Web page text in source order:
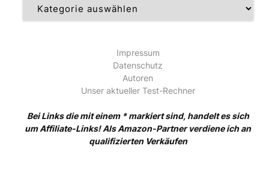
Impressum
Datenschutz
Autoren
Unser aktueller Test-Rechner
Bei Links die mit einem * markiert sind, handelt es sich
um Affiliate-Links! Als Amazon-Partner verdiene ich an
qualifizierten Verkäufen